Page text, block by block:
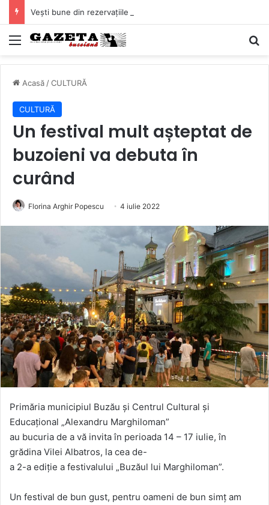
Mediu
Acasă /CULTURĂ
CULTURĂ
Un festival mult așteptat de
buzoieni va debuta în
curând
Florina Arghir Popescu 4 iulie 2022
Primăria municipiul Buzău și Centrul Cultural și
Educațional „Alexandru Marghiloman”
au bucuria de a vă invita în perioada 14 – 17 iulie, în
grădina Vilei Albatros, la cea de-
a 2-a ediție a festivalului „Buzăul lui Marghiloman”.
Un festival de bun gust, pentru oameni de bun simț am